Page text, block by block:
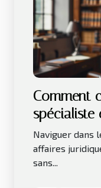
Comment
besoins
Naviguer dans
affaires
sans...